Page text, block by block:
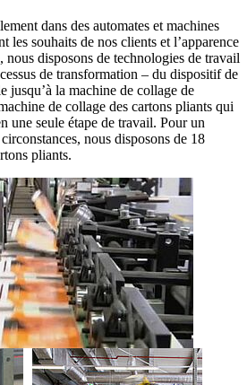
dans des automates et machines
les souhaits de nos clients et l’apparence
nous disposons de technologies de travail
de transformation – du dispositif de
jusqu’à la machine de collage de
de collage des cartons pliants qui
une seule étape de travail. Pour un
nous disposons de 18
pliants.